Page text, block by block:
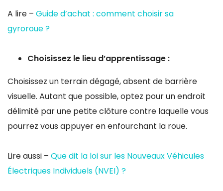
A lire – Guide d’achat : comment choisir sa
gyroroue ?
Choisissez le lieu d’apprentissage :
Choisissez un terrain dégagé, absent de barrière
visuelle. Autant que possible, optez pour un endroit
délimité par une petite clôture contre laquelle vous
pourrez vous appuyer en enfourchant la roue.
Lire aussi – Que dit la loi sur les Nouveaux Véhicules
Électriques Individuels (NVEI) ?